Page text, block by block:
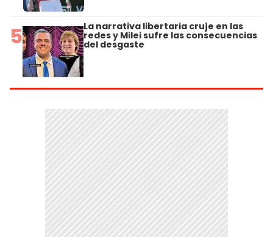
5 La narrativa libertaria cruje en las
redes y Milei sufre las consecuencias
del desgaste